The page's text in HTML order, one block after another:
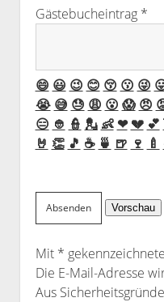
Gästebucheintrag *
😄 😃 😉 😊 😚 😗 😜
😭 😅 😓 😩 😮 😱 😠
😑 👲 👮 💂 👶 ❤ 💔 💕
🤘 👏 🎵 ☕️ 🍵 🍺 🍷 🍼
Mit *
Die E-Mail-Adresse
Aus